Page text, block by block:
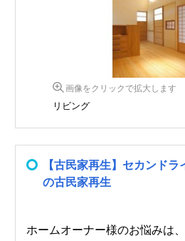
画像をクリックで拡大します
リビング
【古民家再生】セカンド
の古民家再生
ホームオーナー様のお悩みは